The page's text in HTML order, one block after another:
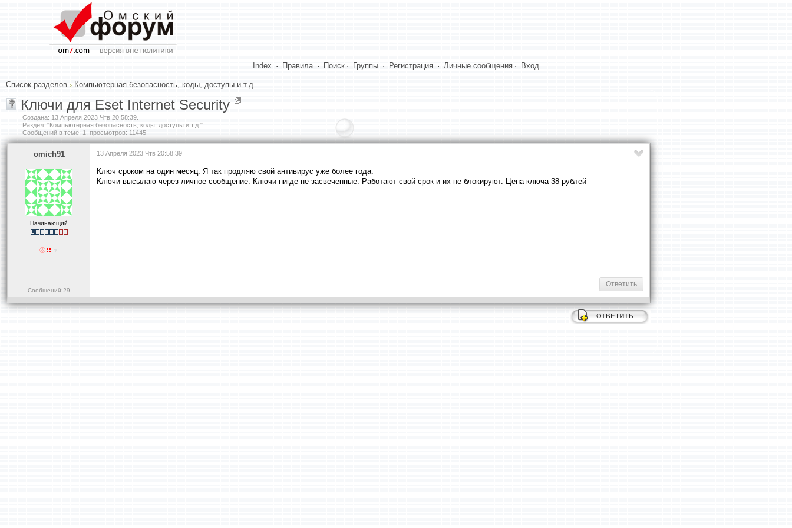
Index · Правила · Поиск · Группы · Регистрация · Личные сообщения · Вход
Список разделов Компьютерная безопасность, коды, доступы и т.д.
Ключи для Eset Internet Security
Создана: 13 Апреля 2023 Чтв 20:58:39
Раздел: "Компьютерная безопасность, коды, доступы и т.д."
Сообщений в теме: 1, просмотров: 11445
omich91
Начинающий
Сообщений:29
13 Апреля 2023 Чтв 20:58:39
Ключ сроком на один месяц. Я так продляю свой антивирус уже более года.
Ключи высылаю через личное сообщение. Ключи нигде не засвеченные. Работают свой срок и их не блокируют. Цена ключа 38 рублей
Ответить